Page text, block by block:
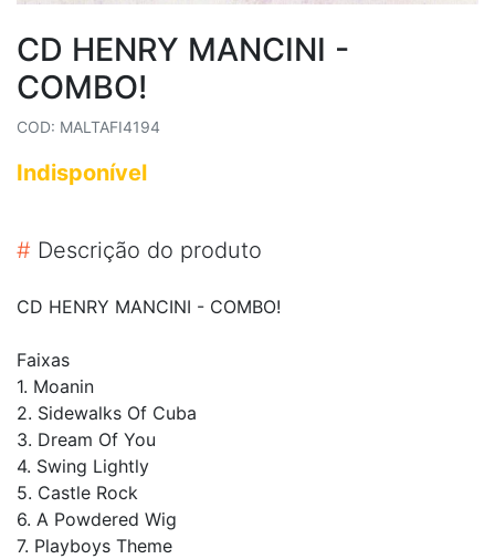
CD HENRY MANCINI -
COMBO!
COD: MALTAFI4194
Indisponível
# Descrição do produto
CD HENRY MANCINI - COMBO!
Faixas
1. Moanin
2. Sidewalks Of Cuba
3. Dream Of You
4. Swing Lightly
5. Castle Rock
6. A Powdered Wig
7. Playboys Theme